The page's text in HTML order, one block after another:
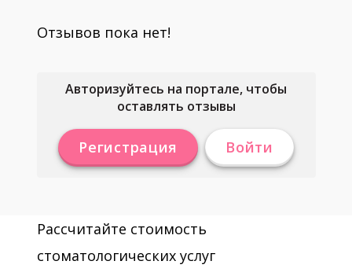
Отзывов пока нет!
Авторизуйтесь на портале, чтобы
оставлять отзывы
Регистрация Войти
Рассчитайте стоимость
стоматологических услуг